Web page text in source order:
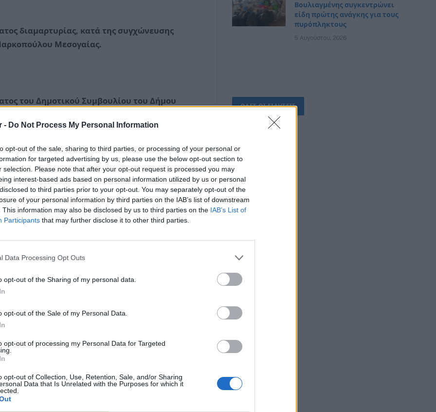
- Do Not Process My Personal Information
opt-out of the sale, sharing to third parties, or processing of your personal or
for targeted advertising by us, please use the below opt-out section to
selection. Please note that after your opt-out request is processed you may
interest-based ads based on personal information utilized by us or personal
to third parties prior to your opt-out. You may separately opt-out of the
of your personal information by third parties on the IAB’s list of downstream
This information may also be disclosed by us to third parties on the IAB’s List of
Participants that may further disclose it to other third parties.
Data Processing Opt Outs
opt-out of the Sharing of my personal data.
opt-out of the Sale of my Personal Data.
opt-out of processing my Personal Data for Targeted
opt-out of Collection, Use, Retention, Sale, and/or Sharing
Data that Is Unrelated with the Purposes for which it
διαμαρτυρίας, κατά της συγχώνευσης
Μεσογαίας.
του Δημοτικού Συμβουλίου του Δήμου
ψηφίσματος του Δημοτικού
την κατηγορηματική αντίθεσή του, στην
(ΕΤΑΔ ΑΕ), σχετικά με την
δημοσίων χώρων από το
και β) για την διασφάλιση του
πρόσβασης στην παραλία και τον
και αποτελεσμάτων χρήσης,
Δημοτικής Επιχείρησης Μαρκοπούλου
και αποτελεσμάτων χρήσης,
Αθλητικών, Πολιτιστικών και
Μαρκοπούλου Μεσογαίας
Βουλιαγμένης συγκεντρώνει
είδη πρώτης ανάγκης για τους
πυρόπληκτους
5 Αυγούστου, 2026
ΟΛΕΣ ΟΙ ΕΙΔΗΣΕΙΣ